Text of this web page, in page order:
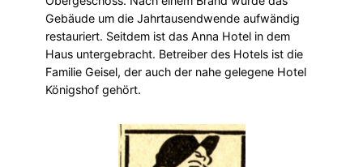
Gebäude um die Jahrtausendwende aufwändig
restauriert. Seitdem ist das Anna Hotel in dem
Haus untergebracht. Betreiber des Hotels ist die
Familie Geisel, der auch der nahe gelegene Hotel
Königshof gehört.